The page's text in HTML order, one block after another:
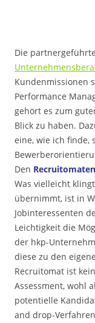
Die
Kundenmissionen
Performance
gehört es zum
Blick zu haben.
eine, wie ich finde,
Den Recruitomaten
Was vielleicht
übernimmt, ist in
Jobinteressenten
Leichtigkeit die
der hkp-
diese zu den
Recruitomat ist
Assessment, wohl
potentielle
and drop-